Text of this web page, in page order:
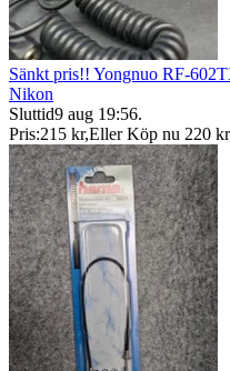
Sänkt pris!! Yongnuo RF-
Nikon
Sluttid9 aug 19:56.
Pris:215 kr,Eller Köp nu 220 kr